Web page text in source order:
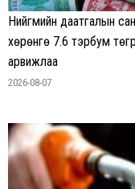
Нийгмийн даатгалын
хөрөнгө 7.6 тэрбум
арвижлаа
2026-08-07